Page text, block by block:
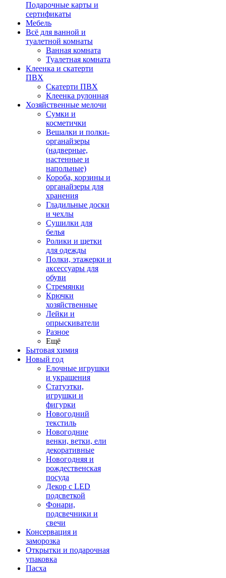
Подарочные карты и
сертификаты
Мебель
Всё для ванной и
туалетной комнаты
Ванная комната
Туалетная комната
Клеенка и скатерти
ПВХ
Скатерти ПВХ
Клеенка рулонная
Хозяйственные мелочи
Сумки и
косметички
Вешалки и полки-
органайзеры
(надверные,
настенные и
напольные)
Короба, корзины и
органайзеры для
хранения
Гладильные доски
и чехлы
Сушилки для
белья
Ролики и щетки
для одежды
Полки, этажерки и
аксессуары для
обуви
Стремянки
Крючки
хозяйственные
Лейки и
опрыскиватели
Разное
Ещё
Бытовая химия
Новый год
Елочные игрушки
и украшения
Статуэтки,
игрушки и
фигурки
Новогодний
текстиль
Новогодние
венки, ветки, ели
декоративные
Новогодняя и
рождественская
посуда
Декор с LED
подсветкой
Фонари,
подсвечники и
свечи
Консервация и
заморозка
Открытки и подарочная
упаковка
Пасха